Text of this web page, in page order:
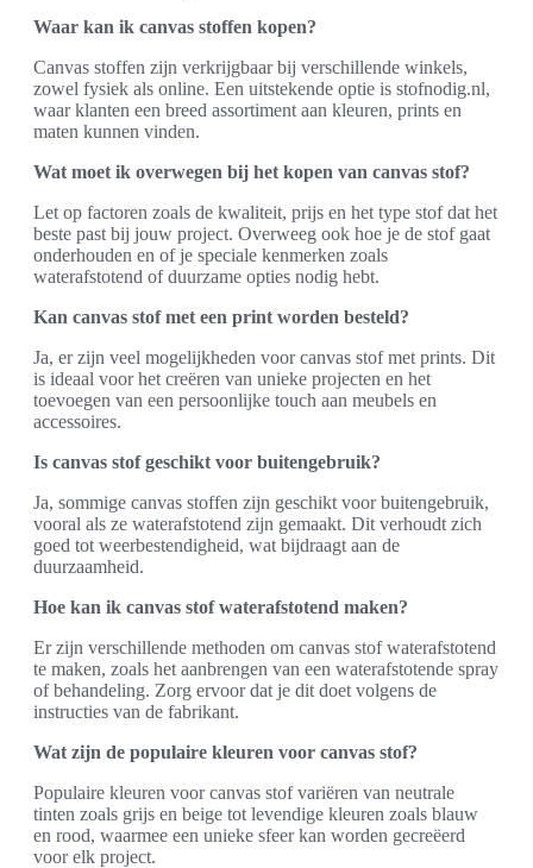
Waar kan ik canvas stoffen kopen?
Canvas stoffen zijn verkrijgbaar bij verschillende winkels,
zowel fysiek als online. Een uitstekende optie is stofnodig.nl,
waar klanten een breed assortiment aan kleuren, prints en
maten kunnen vinden.
Wat moet ik overwegen bij het kopen van canvas stof?
Let op factoren zoals de kwaliteit, prijs en het type stof dat het
beste past bij jouw project. Overweeg ook hoe je de stof gaat
onderhouden en of je speciale kenmerken zoals
waterafstotend of duurzame opties nodig hebt.
Kan canvas stof met een print worden besteld?
Ja, er zijn veel mogelijkheden voor canvas stof met prints. Dit
is ideaal voor het creëren van unieke projecten en het
toevoegen van een persoonlijke touch aan meubels en
accessoires.
Is canvas stof geschikt voor buitengebruik?
Ja, sommige canvas stoffen zijn geschikt voor buitengebruik,
vooral als ze waterafstotend zijn gemaakt. Dit verhoudt zich
goed tot weerbestendigheid, wat bijdraagt aan de
duurzaamheid.
Hoe kan ik canvas stof waterafstotend maken?
Er zijn verschillende methoden om canvas stof waterafstotend
te maken, zoals het aanbrengen van een waterafstotende spray
of behandeling. Zorg ervoor dat je dit doet volgens de
instructies van de fabrikant.
Wat zijn de populaire kleuren voor canvas stof?
Populaire kleuren voor canvas stof variëren van neutrale
tinten zoals grijs en beige tot levendige kleuren zoals blauw
en rood, waarmee een unieke sfeer kan worden gecreëerd
voor elk project.